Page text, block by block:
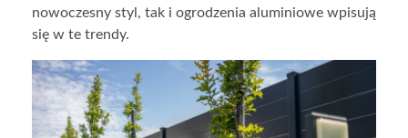
nowoczesny styl, tak i ogrodzenia aluminiowe wpisują
się w te trendy.